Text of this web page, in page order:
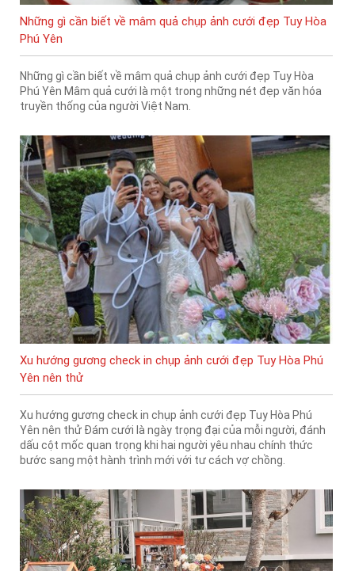
Những gì cần biết về mâm quả chụp ảnh cưới đẹp Tuy Hòa
Phú Yên
Những gì cần biết về mâm quả chụp ảnh cưới đẹp Tuy Hòa
Phú Yên Mâm quả cưới là một trong những nét đẹp văn hóa
truyền thống của người Việt Nam.
Xu hướng gương check in chụp ảnh cưới đẹp Tuy Hòa Phú
Yên nên thử
Xu hướng gương check in chụp ảnh cưới đẹp Tuy Hòa Phú
Yên nên thử Đám cưới là ngày trọng đại của mỗi người, đánh
dấu cột mốc quan trọng khi hai người yêu nhau chính thức
bước sang một hành trình mới với tư cách vợ chồng.